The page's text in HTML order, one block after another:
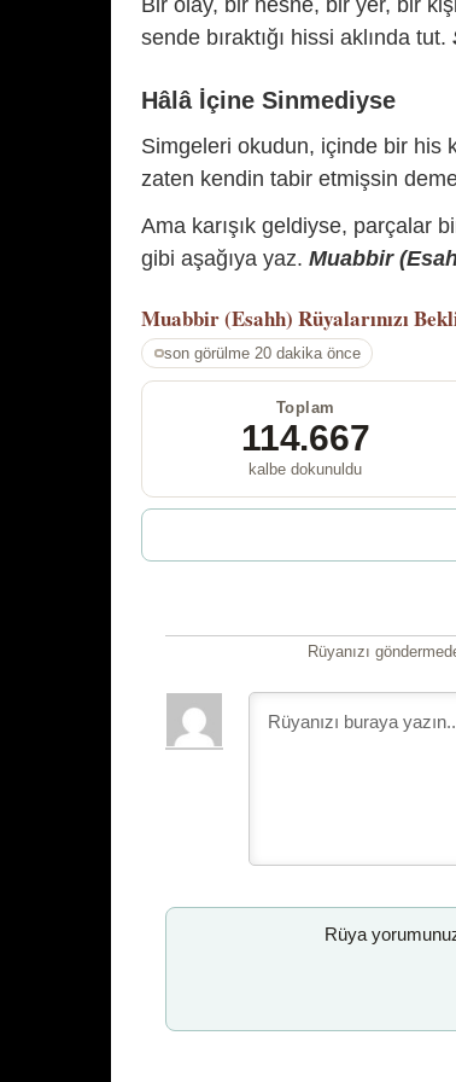
sende bıraktığı hissi aklında tut.
Hâlâ İçine Sinmediyse
Simgeleri okudun, içinde bir his
zaten kendin tabir etmişsin
Ama karışık geldiyse, parçalar
gibi aşağıya yaz. Muabbir
Muabbir (Esahh) Rüyalarınızı
son görülme 20 dakika önce
Toplam
114.667
kalbe dokunuldu
Rüyanızı
Rüya